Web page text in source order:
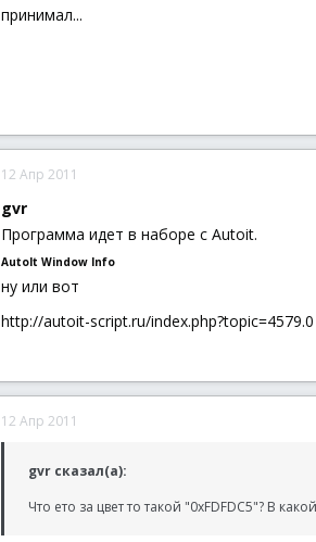
принимал...
12 Апр 2011
gvr
Программа идет в наборе с Autoit.
AutoIt Window Info
ну или вот
http://autoit-script.ru/index.php?topic=4579.0
12 Апр 2011
gvr сказал(а):
Что ето за цвет то такой "0xFDFDC5"? В